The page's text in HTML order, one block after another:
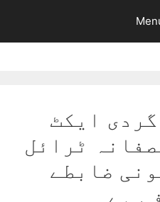
ایکٹ
ٹرائل
ضابطے
ہے